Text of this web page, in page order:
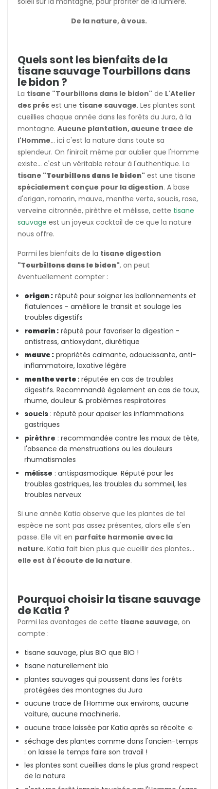
De la nature, à vous.
Quels sont les bienfaits de la
tisane sauvage Tourbillons dans
le bidon ?
La tisane "Tourbillons dans le bidon" de L'Atelier
des prés est une tisane sauvage. Les plantes sont
cueillies chaque année dans les forêts du Jura, à la
montagne. Aucune plantation, aucune trace de
l'Homme... ici c'est la nature dans toute sa
splendeur. On finirait même par oublier que l'Homme
existe... c'est un véritable retour à l'authentique. La
tisane "Tourbillons dans le bidon" est une tisane
spécialement conçue pour la digestion. A base
d'origan, romarin, mauve, menthe verte, soucis, rose,
verveine citronnée, pirèthre et mélisse, cette tisane
sauvage est un joyeux cocktail de ce que la nature
nous offre.
Parmi les bienfaits de la tisane digestion
"Tourbillons dans le bidon", on peut
éventuellement compter :
origan : réputé pour soigner les ballonnements et
flatulences - améliore le transit et soulage les
troubles digestifs
romarin : réputé pour favoriser la digestion -
antistress, antioxydant, diurétique
mauve : propriétés calmante, adoucissante, anti-
inflammatoire, laxative légère
menthe verte : réputée en cas de troubles
digestifs. Recommandé également en cas de toux,
rhume, douleur & problèmes respiratoires
soucis : réputé pour apaiser les inflammations
gastriques
pirèthre : recommandée contre les maux de tête,
l'absence de menstruations ou les douleurs
rhumatismales
mélisse : antispasmodique. Réputé pour les
troubles gastriques, les troubles du sommeil, les
troubles nerveux
Si une année Katia observe que les plantes de tel
espèce ne sont pas assez présentes, alors elle s'en
passe. Elle vit en parfaite harmonie avec la
nature. Katia fait bien plus que cueillir des plantes...
elle est à l'écoute de la nature.
Pourquoi choisir la tisane sauvage
de Katia ?
Parmi les avantages de cette tisane sauvage, on
compte :
tisane sauvage, plus BIO que BIO !
tisane naturellement bio
plantes sauvages qui poussent dans les forêts
protégées des montagnes du Jura
aucune trace de l'Homme aux environs, aucune
voiture, aucune machinerie.
aucune trace laissée par Katia après sa récolte ☺️
séchage des plantes comme dans l'ancien-temps
: on laisse le temps faire son travail !
les plantes sont cueillies dans le plus grand respect
de la nature